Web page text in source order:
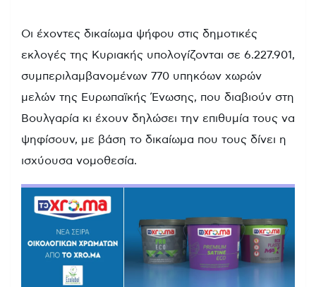
Οι έχοντες δικαίωμα ψήφου στις δημοτικές
εκλογές της Κυριακής υπολογίζονται σε 6.227.901,
συμπεριλαμβανομένων 770 υπηκόων χωρών
μελών της Ευρωπαϊκής Ένωσης, που διαβιούν στη
Βουλγαρία κι έχουν δηλώσει την επιθυμία τους να
ψηφίσουν, με βάση το δικαίωμα που τους δίνει η
ισχύουσα νομοθεσία.